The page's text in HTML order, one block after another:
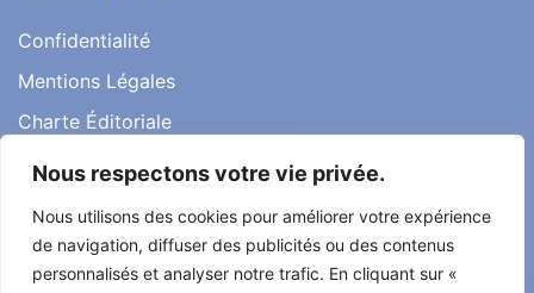
Nous respectons votre vie privée.
Nous utilisons des cookies pour améliorer votre expérience
de navigation, diffuser des publicités ou des contenus
personnalisés et analyser notre trafic. En cliquant sur «
Confidentialité
Mentions Légales
Charte Éditoriale
Conditions d’utilisation
Témoignages